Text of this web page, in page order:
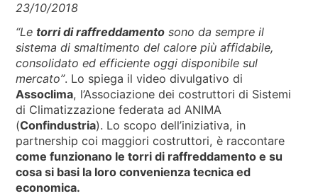
AREA RISERVATA
IT EN FR DE PL
23/10/2018
“Letorri di raffreddamento sonoda sempre il
sistema di smaltimentodel calore più affidabile,
consolidato ed efficiente oggi disponibile sul
mercato”. Lo spiega il video divulgativo di
Assoclima, l’Associazione dei costruttori di Sistemi
di Climatizzazione federata ad ANIMA
(Confindustria). Lo scopo dell’iniziativa, in
partnership coi maggiori costruttori, è raccontare
come funzionano le torri di raffreddamento e su
cosa si basi la loro convenienza tecnica ed
economica.